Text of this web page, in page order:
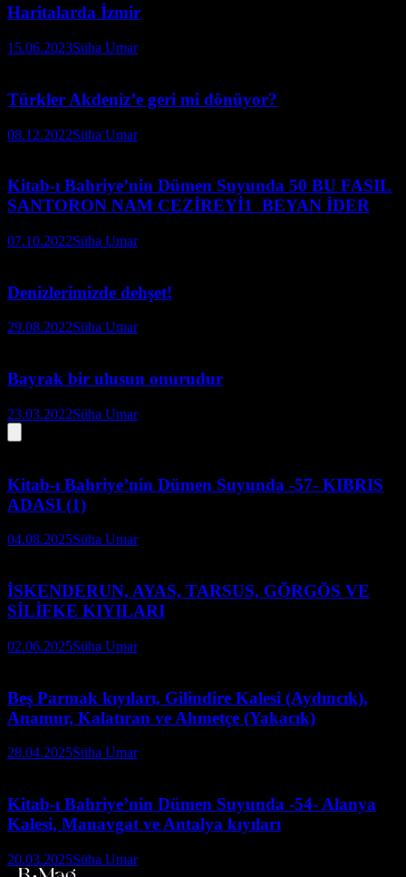
Haritalarda İzmir
15.06.2023Süha Umar
Türkler Akdeniz’e geri mi dönüyor?
08.12.2022Süha Umar
Kitab-ı Bahriye’nin Dümen Suyunda 50 BU FASIL
SANTORON NAM CEZİREYİ1 BEYAN İDER
07.10.2022Süha Umar
Denizlerimizde dehşet!
29.08.2022Süha Umar
Bayrak bir ulusun onurudur
23.03.2022Süha Umar
Kitab-ı Bahriye’nin Dümen Suyunda -57- KIBRIS
ADASI (1)
04.08.2025Süha Umar
İSKENDERUN, AYAS, TARSUS, GÖRGÖS VE
SİLİFKE KIYILARI
02.06.2025Süha Umar
Beş Parmak kıyıları, Gilindire Kalesi (Aydıncık),
Anamur, Kalatıran ve Ahmetçe (Yakacık)
28.04.2025Süha Umar
Kitab-ı Bahriye’nin Dümen Suyunda -54- Alanya
Kalesi, Manavgat ve Antalya kıyıları
20.03.2025Süha Umar